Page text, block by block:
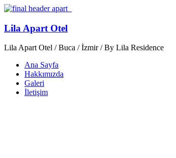
Lila Apart Otel
Lila Apart Otel / Buca / İzmir / By Lila Residence
Ana Sayfa
Hakkımızda
Galeri
İletişim